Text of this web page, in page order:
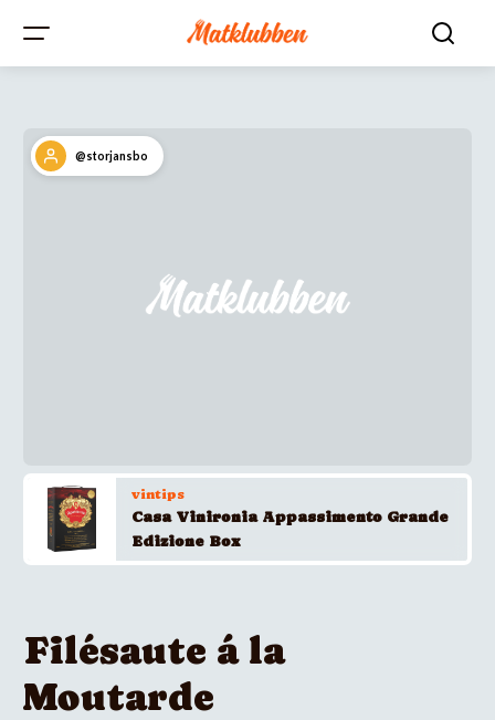
@storjansbo
vintips
Casa Vinironia Appassimento Grande
Edizione Box
Filésaute á la
Moutarde